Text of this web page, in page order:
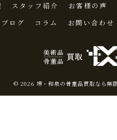
スタッフ紹介 お客様の声
ブログ
コラム お問い合わせ
© 2026 堺・和泉の骨董品買取なら